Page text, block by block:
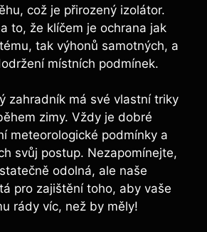
což je přirozený izolátor.
to, že klíčem je ochrana jak
tak výhonů samotných, a
místních podmínek.
zahradník má své vlastní triky
zimy. Vždy je dobré
meteorologické podmínky a
svůj postup. Nezapomínejte,
odolná, ale naše
pro zajištění toho, aby vaše
rády víc, než by měly!